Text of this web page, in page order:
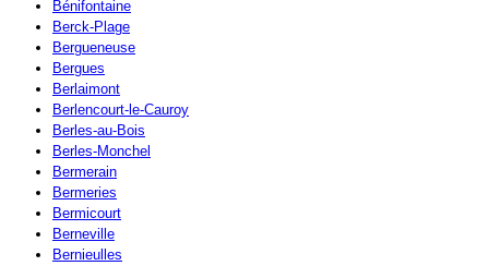
Bénifontaine
Berck-Plage
Bergueneuse
Bergues
Berlaimont
Berlencourt-le-Cauroy
Berles-au-Bois
Berles-Monchel
Bermerain
Bermeries
Bermicourt
Berneville
Bernieulles